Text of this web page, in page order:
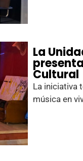
La
Cultural
La iniciativa
música en